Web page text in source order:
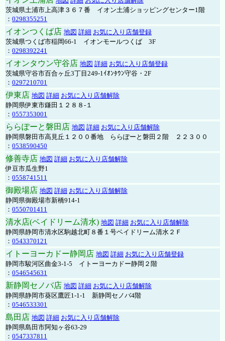
茨城県土浦市上高津３６７番 イオン土浦ショッピングセンター1階
： 0298355251
イオンつくば店 地図 詳細 お気に入り店舗登録
茨城県つくば市稲岡66-1 イオンモールつくば 3F
： 0298392241
イオンタウン守谷店 地図 詳細 お気に入り店舗登録
茨城県守谷市百合ヶ丘3丁目249-1ｲｵﾝﾀｳﾝ守谷・2F
： 0297210701
伊東店 地図 詳細 お気に入り店舗解除
静岡県伊東市鎌田１２８８-１
： 0557353001
ららぽーと磐田店 地図 詳細 お気に入り店舗解除
静岡県磐田市高見丘１２００番地 ららぽーと磐田２階 ２２３００
： 0538590450
修善寺店 地図 詳細 お気に入り店舗解除
伊豆市瓜生野1
： 0558741511
御殿場店 地図 詳細 お気に入り店舗解除
静岡県御殿場市新橋914-1
： 0550701411
清水店(ベイドリーム清水) 地図 詳細 お気に入り店舗解除
静岡県静岡市清水区駒越北町８番１号ベイドリーム清水２Ｆ
： 0543370121
イトーヨーカドー静岡店 地図 詳細 お気に入り店舗登録
静岡市駿河区曲金3-1-5 イトーヨーカドー静岡２階
： 0546545631
新静岡セノバ店 地図 詳細 お気に入り店舗解除
静岡県静岡市葵区鷹匠1-1-1 新静岡セノバ4階
： 0546533301
島田店 地図 詳細 お気に入り店舗解除
静岡県島田市阿知ヶ谷63-29
： 0547337811